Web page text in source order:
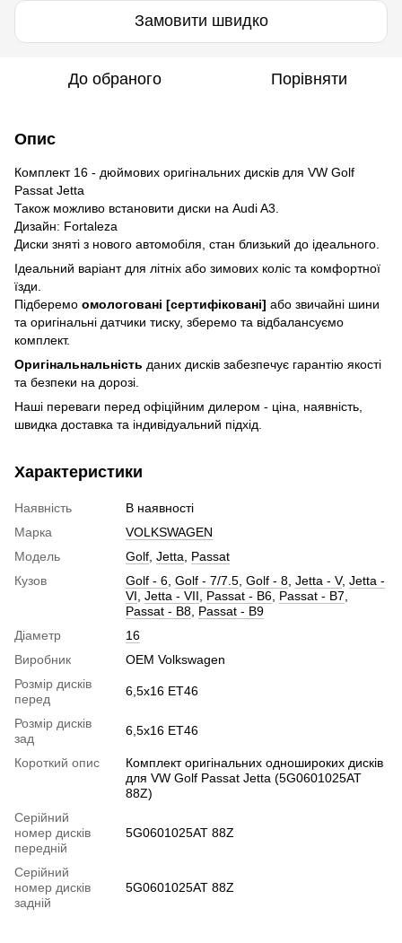
Замовити швидко
До обраного Порівняти
Опис
Комплект 16 - дюймових оригінальних дисків для VW Golf
Passat Jetta
Також можливо встановити диски на Audi A3.
Дизайн: Fortaleza
Диски зняті з нового автомобіля, стан близький до ідеального.
Ідеальний варіант для літніх або зимових коліс та комфортної
їзди.
Підберемо омологовані [сертифіковані] або звичайні шини
та оригінальні датчики тиску, зберемо та відбалансуємо
комплект.
Оригінальнальність даних дисків забезпечує гарантію якості
та безпеки на дорозі.
Наші переваги перед офіційним дилером - ціна, наявність,
швидка доставка та індивідуальний підхід.
Характеристики
Наявність
В наявності
Марка
VOLKSWAGEN
Модель
Golf Jetta
Passat
Кузов
Golf - 6 Golf - 7/7.5 Golf - 8 Jetta - V, Jetta -
VI Jetta - VII Passat - B6 Passat - B7
Passat - B8 Passat - B9
Діаметр
16
Виробник
OEM Volkswagen
Розмір дисків
перед
6,5x16 ET46
Розмір дисків
зад
6,5x16 ET46
Короткий опис
Комплект оригінальних одношироких дисків
для VW Golf Passat Jetta (5G0601025AT
88Z)
Серійний
номер дисків
передній
5G0601025AT 88Z
Серійний
номер дисків
задній
5G0601025AT 88Z